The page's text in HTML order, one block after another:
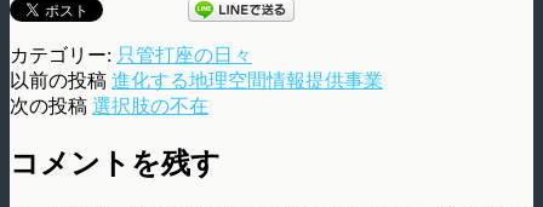
カテゴリー: 只管打座の日々
以前の投稿 進化する地理空間情報提供事業
次の投稿 選択肢の不在
コメントを残す